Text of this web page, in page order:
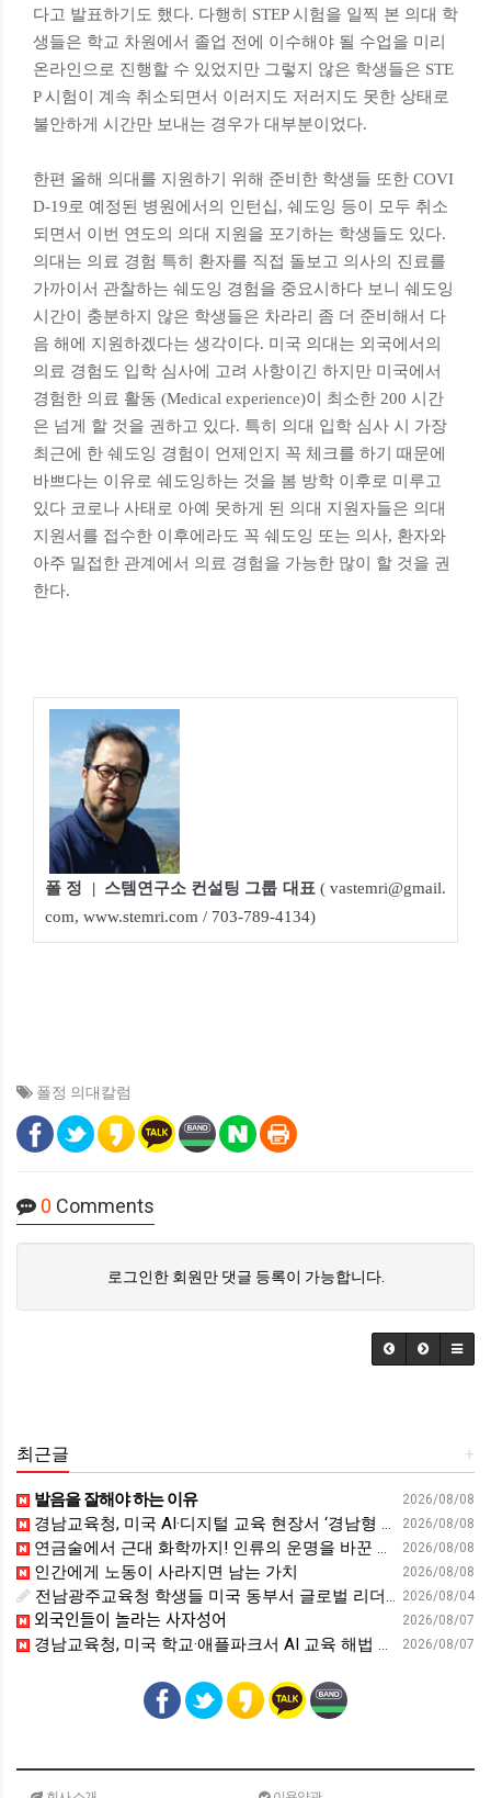
다고 발표하기도 했다. 다행히 STEP 시험을 일찍 본 의대 학
생들은 학교 차원에서 졸업 전에 이수해야 될 수업을 미리
온라인으로 진행할 수 있었지만 그렇지 않은 학생들은 STE
P 시험이 계속 취소되면서 이러지도 저러지도 못한 상태로
불안하게 시간만 보내는 경우가 대부분이었다.
​한편 올해 의대를 지원하기 위해 준비한 학생들 또한 COVI
D-19로 예정된 병원에서의 인턴십, 쉐도잉 등이 모두 취소
되면서 이번 연도의 의대 지원을 포기하는 학생들도 있다.
의대는 의료 경험 특히 환자를 직접 돌보고 의사의 진료를
가까이서 관찰하는 쉐도잉 경험을 중요시하다 보니 쉐도잉
시간이 충분하지 않은 학생들은 차라리 좀 더 준비해서 다
음 해에 지원하겠다는 생각이다. 미국 의대는 외국에서의
의료 경험도 입학 심사에 고려 사항이긴 하지만 미국에서
경험한 의료 활동 (Medical experience)이 최소한 200 시간
은 넘게 할 것을 권하고 있다. 특히 의대 입학 심사 시 가장
최근에 한 쉐도잉 경험이 언제인지 꼭 체크를 하기 때문에
바쁘다는 이유로 쉐도잉하는 것을 봄 방학 이후로 미루고
있다 코로나 사태로 아예 못하게 된 의대 지원자들은 의대
지원서를 접수한 이후에라도 꼭 쉐도잉 또는 의사, 환자와
아주 밀접한 관계에서 의료 경험을 가능한 많이 할 것을 권
한다.
폴 정 | 스템연구소 컨설팅 그룹 대표 ( vastemri@gmail.
com, www.stemri.com / 703-789-4134)
폴정 의대칼럼
0 Comments
로그인한 회원만 댓글 등록이 가능합니다.
+
최근글
2026/08/08
발음을 잘해야 하는 이유
2026/08/08
경남교육청, 미국 AI·디지털 교육 현장서 ‘경남형 해법’ 찾는다 - 뉴스프리존
2026/08/08
연금술에서 근대 화학까지! 인류의 운명을 바꾼 위대한 발견 : 생각하는 청소년을 위한 과학 시리즈 2부(feat.박문호 박사)
2026/08/08
인간에게 노동이 사라지면 남는 가치
2026/08/04
전남광주교육청 학생들 미국 동부서 글로벌 리더십 체험 - 전남인터넷신문
2026/08/07
외국인들이 놀라는 사자성어
2026/08/07
경남교육청, 미국 학교·애플파크서 AI 교육 해법 찾는다 - 스트레이트뉴스